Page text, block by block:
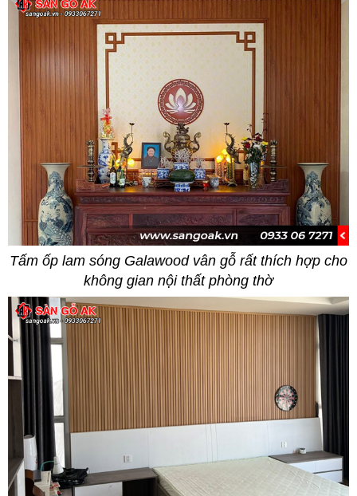
Tấm ốp lam sóng Galawood vân gỗ rất thích hợp cho
không gian nội thất phòng thờ